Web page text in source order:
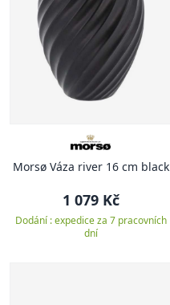
Morsø Váza river 16 cm black
1 079 Kč
Dodání : expedice za 7 pracovních
dní